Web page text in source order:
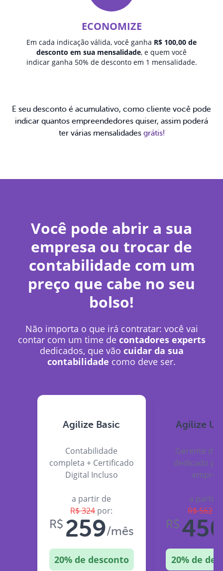
ECONOMIZE
Em cada indicação válida, você ganha R$ 100,00 de
desconto em sua mensalidade, e quem você
indicar ganha 50% de desconto em 1 mensalidade.
E seu desconto é acumulativo, como cliente você pode
indicar quantos empreendedores quiser, assim poderá
ter várias mensalidades grátis!
Você pode abrir a sua
empresa ou trocar de
contabilidade com um
preço que cabe no seu
bolso!
Não importa o que irá contratar: você vai
contar com um time de contadores experts
dedicados, que vão cuidar da sua
contabilidade como deve ser.
Agilize Basic
Contabilidade
completa + Certificado
Digital Incluso
a partir de
R$324por:
R$ 259/mês
20% de desconto
Agilize
Gerente de
dedicado
a partir
R$562
R$
20% de